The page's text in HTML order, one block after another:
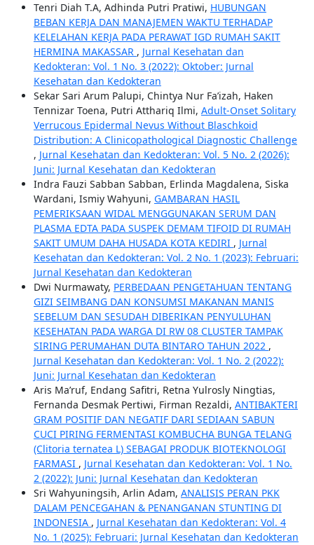
Tenri Diah T.A, Adhinda Putri Pratiwi, HUBUNGAN
BEBAN KERJA DAN MANAJEMEN WAKTU TERHADAP
KELELAHAN KERJA PADA PERAWAT IGD RUMAH SAKIT
HERMINA MAKASSAR , Jurnal Kesehatan dan
Kedokteran: Vol. 1 No. 3 (2022): Oktober: Jurnal
Kesehatan dan Kedokteran
Sekar Sari Arum Palupi, Chintya Nur Fa’izah, Haken
Tennizar Toena, Putri Atthariq Ilmi, Adult-Onset Solitary
Verrucous Epidermal Nevus Without Blaschkoid
Distribution: A Clinicopathological Diagnostic Challenge
, Jurnal Kesehatan dan Kedokteran: Vol. 5 No. 2 (2026):
Juni: Jurnal Kesehatan dan Kedokteran
Indra Fauzi Sabban Sabban, Erlinda Magdalena, Siska
Wardani, Ismiy Wahyuni, GAMBARAN HASIL
PEMERIKSAAN WIDAL MENGGUNAKAN SERUM DAN
PLASMA EDTA PADA SUSPEK DEMAM TIFOID DI RUMAH
SAKIT UMUM DAHA HUSADA KOTA KEDIRI , Jurnal
Kesehatan dan Kedokteran: Vol. 2 No. 1 (2023): Februari:
Jurnal Kesehatan dan Kedokteran
Dwi Nurmawaty, PERBEDAAN PENGETAHUAN TENTANG
GIZI SEIMBANG DAN KONSUMSI MAKANAN MANIS
SEBELUM DAN SESUDAH DIBERIKAN PENYULUHAN
KESEHATAN PADA WARGA DI RW 08 CLUSTER TAMPAK
SIRING PERUMAHAN DUTA BINTARO TAHUN 2022 ,
Jurnal Kesehatan dan Kedokteran: Vol. 1 No. 2 (2022):
Juni: Jurnal Kesehatan dan Kedokteran
Aris Ma’ruf, Endang Safitri, Retna Yulrosly Ningtias,
Fernanda Desmak Pertiwi, Firman Rezaldi, ANTIBAKTERI
GRAM POSITIF DAN NEGATIF DARI SEDIAAN SABUN
CUCI PIRING FERMENTASI KOMBUCHA BUNGA TELANG
(Clitoria ternatea L) SEBAGAI PRODUK BIOTEKNOLOGI
FARMASI , Jurnal Kesehatan dan Kedokteran: Vol. 1 No.
2 (2022): Juni: Jurnal Kesehatan dan Kedokteran
Sri Wahyuningsih, Arlin Adam, ANALISIS PERAN PKK
DALAM PENCEGAHAN & PENANGANAN STUNTING DI
INDONESIA , Jurnal Kesehatan dan Kedokteran: Vol. 4
No. 1 (2025): Februari: Jurnal Kesehatan dan Kedokteran